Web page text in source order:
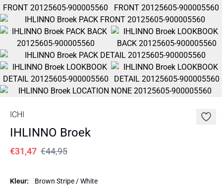
ICHI
IHLINNO Broek
€31,47 €44,95
Kleur: Brown Stripe / White